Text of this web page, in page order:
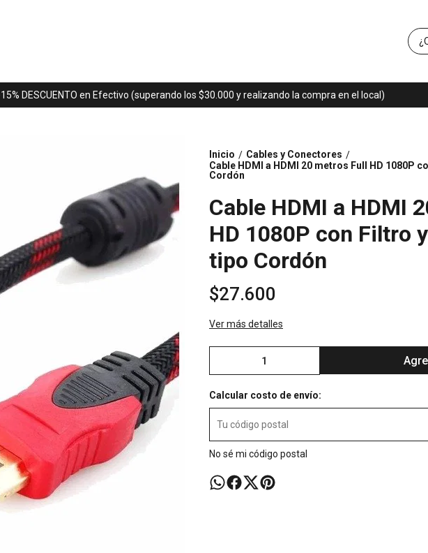
15% DESCUENTO en Efectivo (superando los $30.000 y realizando la compra en el local)
Inicio / Cables y Conectores /
Cable HDMI a HDMI 20 metros Full HD 1080P
Cordón
Cable HDMI a HDMI
HD 1080P con Filtro
tipo Cordón
$27.600
Ver más detalles
Calcular costo de envío:
No sé mi código postal